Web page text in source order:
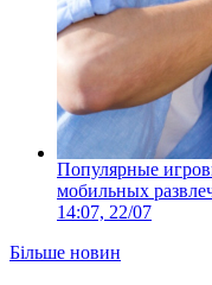
Популярные
мобильных
14:07, 22/07
Більше новин